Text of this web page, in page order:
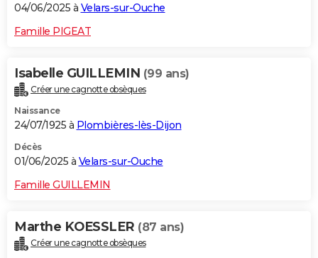
04/06/2025 à Velars-sur-Ouche
Famille PIGEAT
Isabelle GUILLEMIN (99 ans)
Créer une cagnotte obsèques
Naissance
24/07/1925 à Plombières-lès-Dijon
Décès
01/06/2025 à Velars-sur-Ouche
Famille GUILLEMIN
Marthe KOESSLER (87 ans)
Créer une cagnotte obsèques